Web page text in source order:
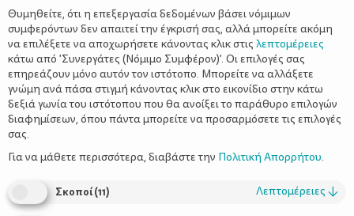
Συχνά προβλήματα (φυσιολογικές
ενοχλήσεις) στην εγκυμοσύνη
Θυμηθείτε, ότι η επεξεργασία δεδομένων βάσει νόμιμων
συμφερόντων δεν απαιτεί την έγκρισή σας, αλλά μπορείτε ακόμη
να επιλέξετε να αποχωρήσετε κάνοντας κλικ στις λεπτομέρειες
κάτω από 'Συνεργάτες (Νόμιμο Συμφέρον)'. Οι επιλογές σας
επηρεάζουν μόνο αυτόν τον ιστότοπο. Μπορείτε να αλλάξετε
γνώμη ανά πάσα στιγμή κάνοντας κλικ στο εικονίδιο στην κάτω
δεξιά γωνία του ιστότοπου που θα ανοίξει το παράθυρο επιλογών
διαφημίσεων, όπου πάντα μπορείτε να προσαρμόσετε τις επιλογές
σας.
Για να μάθετε περισσότερα, διαβάστε την Πολιτική Απορρήτου.
Σκοποί(11) Λεπτομέρειες ↓